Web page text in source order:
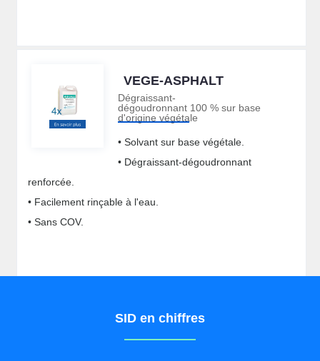
VEGE-ASPHALT
Dégraissant-
dégoudronnant 100 % sur base
d'origine végétale
• Solvant sur base végétale.
• Dégraissant-dégoudronnant
renforcée.
• Facilement rinçable à l'eau.
• Sans COV.
SID en chiffres